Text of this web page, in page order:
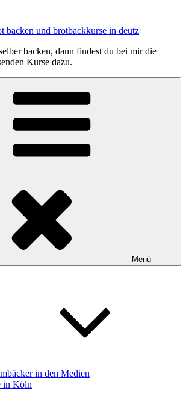
backen und brotbackkurse in deutz
backen, dann findest du bei mir die
Kurse dazu.
Menü
in den Medien
in Köln